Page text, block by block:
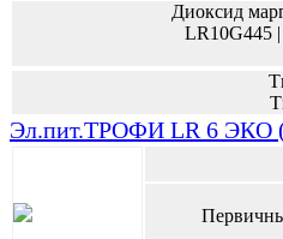
Диоксид
LR10G445
Эл.пит.ТРОФИ LR 6 ЭКО